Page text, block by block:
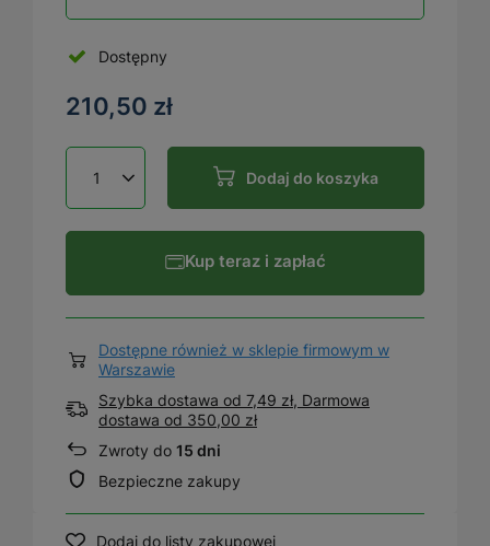
Dostępny
210,50 zł
Dodaj do koszyka
Kup teraz i zapłać
Dostępne również w sklepie firmowym w
Warszawie
Szybka dostawa od 7,49 zł, Darmowa
dostawa od 350,00 zł
Zwroty do 15 dni
Bezpieczne zakupy
Dodaj do listy zakupowej